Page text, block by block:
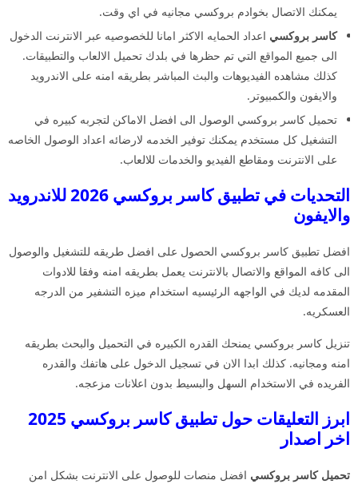
يمكنك الاتصال بخوادم بروكسي مجانيه في اي وقت.
كاسر بروكسي اعداد الحمايه الاكثر امانا للخصوصيه عبر الانترنت الدخول
الى جميع المواقع التي تم حظرها في بلدك تحميل الالعاب والتطبيقات.
كذلك مشاهده الفيديوهات والبث المباشر بطريقه امنه على الاندرويد
والايفون والكمبيوتر.
تحميل كاسر بروكسي الوصول الى افضل الاماكن لتجربه كبيره في
التشغيل كل مستخدم يمكنك توفير الخدمه لارضائه اعداد الوصول الخاصه
على الانترنت ومقاطع الفيديو والخدمات للالعاب.
التحديات في تطبيق كاسر بروكسي 2026 للاندرويد
والايفون
افضل تطبيق كاسر بروكسي الحصول على افضل طريقه للتشغيل والوصول
الى كافه المواقع والاتصال بالانترنت يعمل بطريقه امنه وفقا للادوات
المقدمه لديك في الواجهه الرئيسيه استخدام ميزه التشفير من الدرجه
العسكريه.
تنزيل كاسر بروكسي يمنحك القدره الكبيره في التحميل والبحث بطريقه
امنه ومجانيه. كذلك ابدا الان في تسجيل الدخول على هاتفك والقدره
الفريده في الاستخدام السهل والبسيط بدون اعلانات مزعجه.
ابرز التعليقات حول تطبيق كاسر بروكسي 2025
اخر اصدار
تحميل كاسر بروكسي افضل منصات للوصول على الانترنت بشكل امن